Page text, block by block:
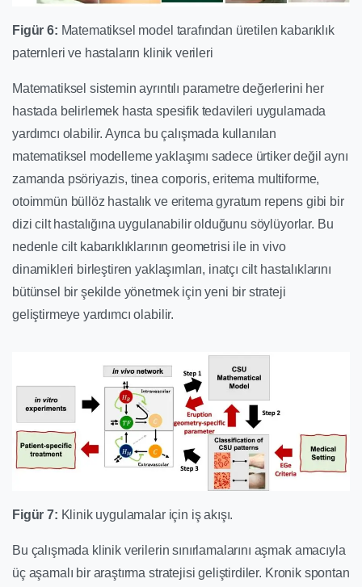
Figür 6: Matematiksel model tarafından üretilen kabarıklık
paternleri ve hastaların klinik verileri
Matematiksel sistemin ayrıntılı parametre değerlerini her
hastada belirlemek hasta spesifik tedavileri uygulamada
yardımcı olabilir. Ayrıca bu çalışmada kullanılan
matematiksel modelleme yaklaşımı sadece ürtiker değil aynı
zamanda psöriyazis, tinea corporis, eritema multiforme,
otoimmün büllöz hastalık ve eritema gyratum repens gibi bir
dizi cilt hastalığına uygulanabilir olduğunu söylüyorlar. Bu
nedenle cilt kabarıklıklarının geometrisi ile in vivo
dinamikleri birleştiren yaklaşımları, inatçı cilt hastalıklarını
bütünsel bir şekilde yönetmek için yeni bir strateji
geliştirmeye yardımcı olabilir.
Figür 7: Klinik uygulamalar için iş akışı.
Bu çalışmada klinik verilerin sınırlamalarını aşmak amacıyla
üç aşamalı bir araştırma stratejisi geliştirdiler. Kronik spontan